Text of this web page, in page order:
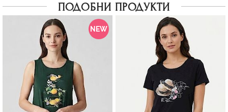
ПОДОБНИ ПРОДУКТИ
NEW